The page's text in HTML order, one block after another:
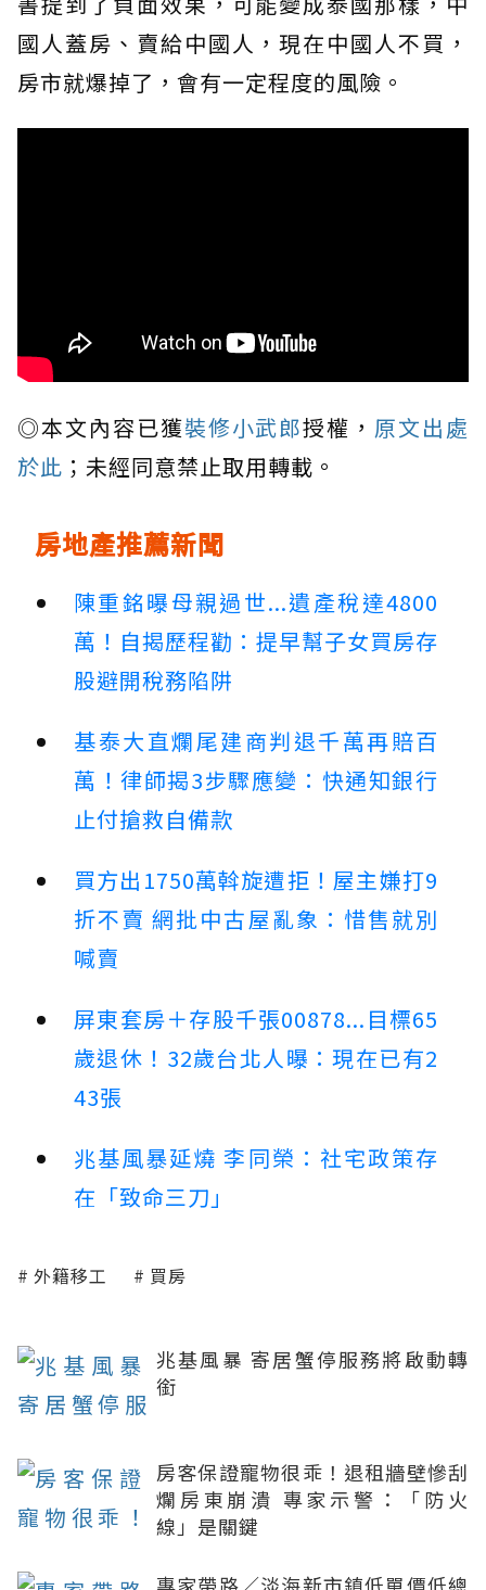
國人蓋房、賣給中國人，現在中國人不買，
房市就爆掉了，會有一定程度的風險。
◎本文內容已獲裝修小武郎授權， 原文出處
於此 ；未經同意禁止取用轉載。
房地產推薦新聞
陳重銘曝母親過世...遺產稅達4800
萬！自揭歷程勸：提早幫子女買房存
股避開稅務陷阱
基泰大直爛尾建商判退千萬再賠百
萬！律師揭3步驟應變：快通知銀行
止付搶救自備款
買方出1750萬斡旋遭拒！屋主嫌打9
折不賣 網批中古屋亂象：惜售就別
喊賣
屏東套房＋存股千張00878...目標65
歲退休！32歲台北人曝：現在已有2
43張
兆基風暴延燒 李同榮：社宅政策存
在「致命三刀」
外籍移工 買房
兆基風暴 寄居蟹停服務將啟動轉
銜
房客保證寵物很乖！退租牆壁慘刮
爛房東崩潰 專家示警：「防火
線」是關鍵